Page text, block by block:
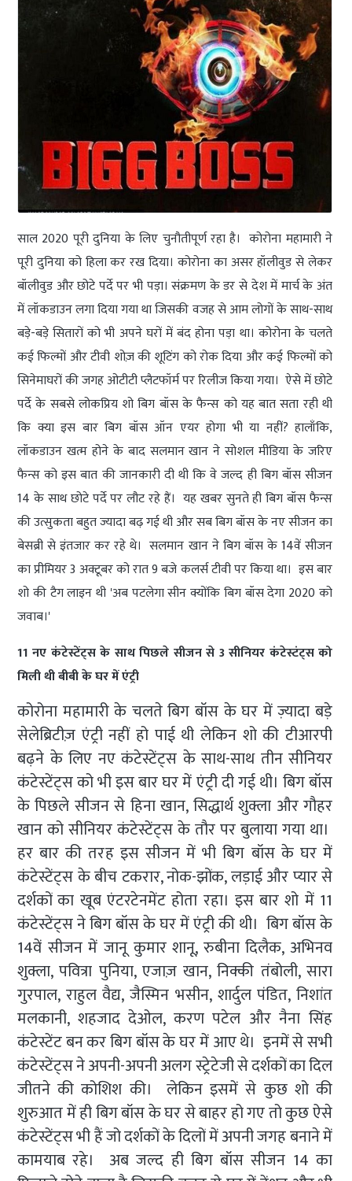
साल 2020 पूरी दुनिया के लिए चुनौतीपूर्ण रहा है। कोरोना महामारी ने
पूरी दुनिया को हिला कर रख दिया। कोरोना का असर हॉलीवुड से लेकर
बॉलीवुड और छोटे पर्दे पर भी पड़ा। संक्रमण के डर से देश में मार्च के अंत
में लॉकडाउन लगा दिया गया था जिसकी वजह से आम लोगों के साथ-साथ
बड़े-बड़े सितारों को भी अपने घरों में बंद होना पड़ा था। कोरोना के चलते
कई फिल्मों और टीवी शोज़ की शूटिंग को रोक दिया और कई फिल्मों को
सिनेमाघरों की जगह ओटीटी प्लैटफॉर्म पर रिलीज किया गया। ऐसे में छोटे
पर्दे के सबसे लोकप्रिय शो बिग बॉस के फैन्स को यह बात सता रही थी
कि क्या इस बार बिग बॉस ऑन एयर होगा भी या नहीं? हालाँकि,
लॉकडाउन खत्म होने के बाद सलमान खान ने सोशल मीडिया के जरिए
फैन्स को इस बात की जानकारी दी थी कि वे जल्द ही बिग बॉस सीजन
14 के साथ छोटे पर्दे पर लौट रहे हैं। यह खबर सुनते ही बिग बॉस फैन्स
की उत्सुकता बहुत ज्यादा बढ़ गई थी और सब बिग बॉस के नए सीजन का
बेसब्री से इंतजार कर रहे थे। सलमान खान ने बिग बॉस के 14वें सीजन
का प्रीमियर 3 अक्टूबर को रात 9 बजे कलर्स टीवी पर किया था। इस बार
शो की टैग लाइन थी 'अब पटलेगा सीन क्योंकि बिग बॉस देगा 2020 को
जवाब।'
11 नए कंटेस्टेंट्स के साथ पिछले सीजन से 3 सीनियर कंटेस्टंट्स को
मिली थी बीबी के घर में एंट्री
कोरोना महामारी के चलते बिग बॉस के घर में ज़्यादा बड़े
सेलेब्रिटीज़ एंट्री नहीं हो पाई थी लेकिन शो की टीआरपी
बढ़ने के लिए नए कंटेस्टेंट्स के साथ-साथ तीन सीनियर
कंटेस्टेंट्स को भी इस बार घर में एंट्री दी गई थी। बिग बॉस
के पिछले सीजन से हिना खान, सिद्धार्थ शुक्ला और गौहर
खान को सीनियर कंटेस्टेंट्स के तौर पर बुलाया गया था।
हर बार की तरह इस सीजन में भी बिग बॉस के घर में
कंटेस्टेंट्स के बीच टकरार, नोक-झोंक, लड़ाई और प्यार से
दर्शकों का खूब एंटरटेनमेंट होता रहा। इस बार शो में 11
कंटेस्टेंट्स ने बिग बॉस के घर में एंट्री की थी। बिग बॉस के
14वें सीजन में जानू कुमार शानू, रुबीना दिलैक, अभिनव
शुक्ला, पवित्रा पुनिया, एजाज़ खान, निक्की तंबोली, सारा
गुरपाल, राहुल वैद्य, जैस्मिन भसीन, शार्दुल पंडित, निशांत
मलकानी, शहजाद देओल, करण पटेल और नैना सिंह
कंटेस्टेंट बन कर बिग बॉस के घर में आए थे। इनमें से सभी
कंटेस्टेंट्स ने अपनी-अपनी अलग स्ट्रेटेजी से दर्शकों का दिल
जीतने की कोशिश की। लेकिन इसमें से कुछ शो की
शुरुआत में ही बिग बॉस के घर से बाहर हो गए तो कुछ ऐसे
कंटेस्टेंट्स भी हैं जो दर्शकों के दिलों में अपनी जगह बनाने में
कामयाब रहे। अब जल्द ही बिग बॉस सीजन 14 का